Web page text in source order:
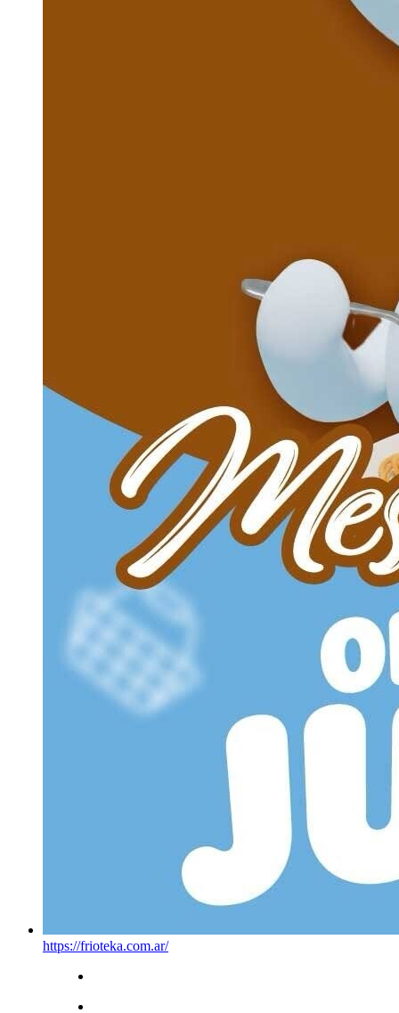
https://frioteka.com.ar/